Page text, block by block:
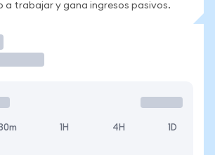
a trabajar y gana ingresos pasivos.
1H 4H 1D